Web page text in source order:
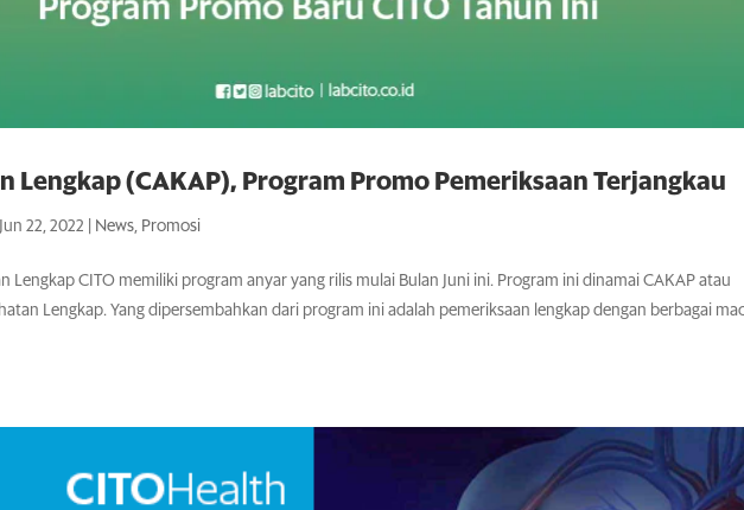
Lengkap (CAKAP), Program Promo Pemeriksaan Terjangkau
Jun 22, 2022 News, Promosi
Lengkap CITO memiliki program anyar yang rilis mulai Bulan Juni ini. Program ini dinamai CAKAP atau
Lengkap. Yang dipersembahkan dari program ini adalah pemeriksaan lengkap dengan berbagai